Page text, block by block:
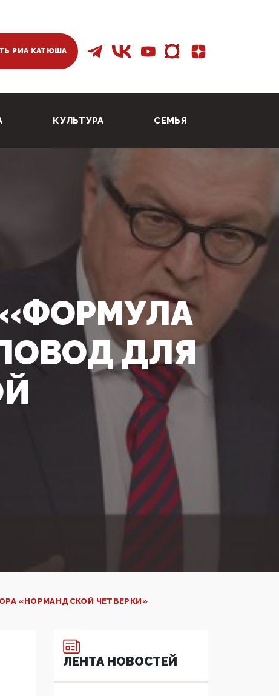
РИА КАТЮША
КУЛЬТУРА СЕМЬЯ
ДЛЯ
«НОРМАНДСКОЙ ЧЕТВЕРКИ»
ЛЕНТА НОВОСТЕЙ